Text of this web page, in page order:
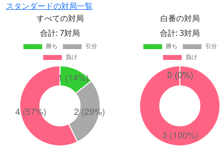
スタンダードの対局一覧
すべての対局
合計: 7対局
白番の対局
合計: 3対局